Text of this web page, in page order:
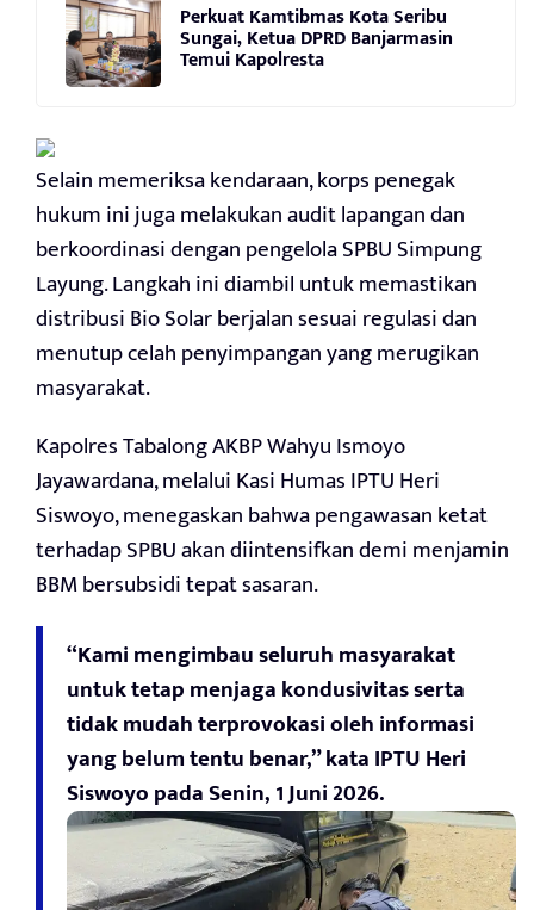
Perkuat Kamtibmas Kota Seribu
Sungai, Ketua DPRD Banjarmasin
Temui Kapolresta
Selain memeriksa kendaraan, korps penegak
hukum ini juga melakukan audit lapangan dan
berkoordinasi dengan pengelola SPBU Simpung
Layung. Langkah ini diambil untuk memastikan
distribusi Bio Solar berjalan sesuai regulasi dan
menutup celah penyimpangan yang merugikan
masyarakat.
Kapolres Tabalong AKBP Wahyu Ismoyo
Jayawardana, melalui Kasi Humas IPTU Heri
Siswoyo, menegaskan bahwa pengawasan ketat
terhadap SPBU akan diintensifkan demi menjamin
BBM bersubsidi tepat sasaran.
“Kami mengimbau seluruh masyarakat
untuk tetap menjaga kondusivitas serta
tidak mudah terprovokasi oleh informasi
yang belum tentu benar,” kata IPTU Heri
Siswoyo pada Senin, 1 Juni 2026.